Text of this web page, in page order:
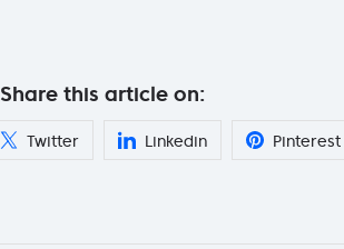
Share this article on:
Twitter Linkedin Pinterest